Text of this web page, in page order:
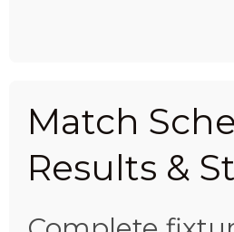
Match
Results &